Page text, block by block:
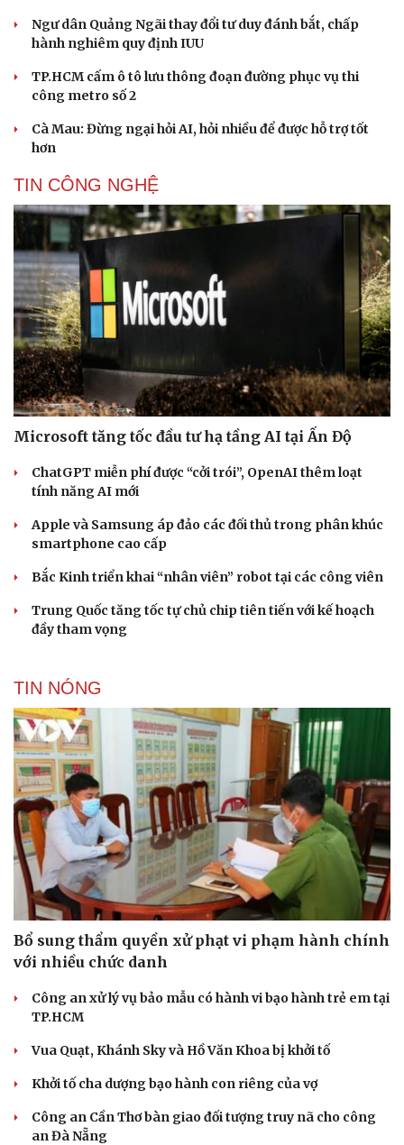
Ngư dân Quảng Ngãi thay đổi tư duy đánh bắt, chấp
hành nghiêm quy định IUU
TP.HCM cấm ô tô lưu thông đoạn đường phục vụ thi
công metro số 2
Cà Mau: Đừng ngại hỏi AI, hỏi nhiều để được hỗ trợ tốt
hơn
TIN CÔNG NGHỆ
Microsoft tăng tốc đầu tư hạ tầng AI tại Ấn Độ
ChatGPT miễn phí được “cởi trói”, OpenAI thêm loạt
tính năng AI mới
Apple và Samsung áp đảo các đối thủ trong phân khúc
smartphone cao cấp
Bắc Kinh triển khai “nhân viên” robot tại các công viên
Trung Quốc tăng tốc tự chủ chip tiên tiến với kế hoạch
đầy tham vọng
TIN NÓNG
Bổ sung thẩm quyền xử phạt vi phạm hành chính
với nhiều chức danh
Công an xử lý vụ bảo mẫu có hành vi bạo hành trẻ em tại
TP.HCM
Vua Quạt, Khánh Sky và Hồ Văn Khoa bị khởi tố
Khởi tố cha dượng bạo hành con riêng của vợ
Công an Cần Thơ bàn giao đối tượng truy nã cho công
an Đà Nẵng